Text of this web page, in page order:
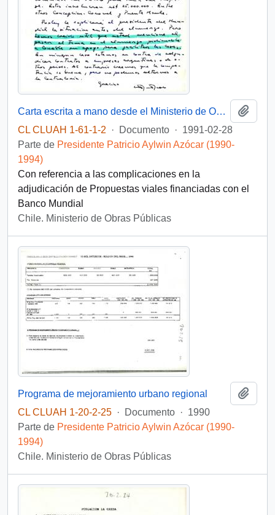
Carta escrita a mano desde el Ministerio de Obras Públicas, del Gabinete del Ministro, dirigida al Presidente [de la República de Chile]
CL CLUAH 1-61-1-2
· Documento · 1991-02-28
Parte de Presidente Patricio Aylwin Azócar (1990-
1994)
Con referencia a las complicaciones en la
adjudicación de Propuestas viales financiadas con el
Banco Mundial
Chile. Ministerio de Obras Públicas
Programa de mejoramiento urbano regional
CL CLUAH 1-20-2-25 · Documento · 1990
Parte de Presidente Patricio Aylwin Azócar (1990-
1994)
Chile. Ministerio de Obras Públicas